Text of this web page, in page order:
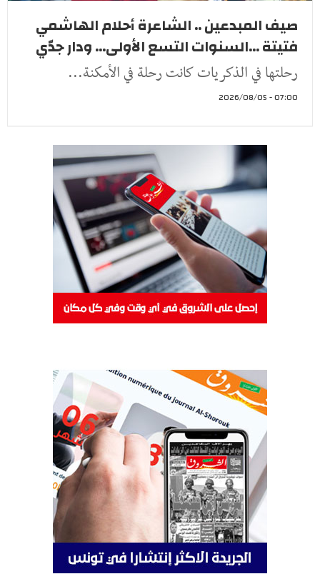
صيف المبدعين .. الشاعرة أحلام الهاشمي
فتيتة ...السنوات التسع الأولى... ودار جدّي
رحلتها في الذكريات كانت رحلة في الأمكنة...
07:00 - 2026/08/05